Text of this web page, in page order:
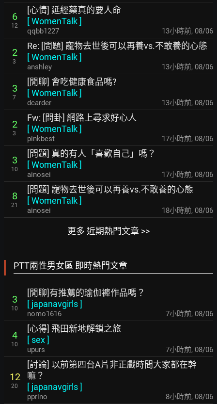
6
12
[心情] 延經藥真的要人命
[WomenTalk]
qqbb1227 13小時前, 08/06
2
3
Re: [問題] 寵物去世後可以再養vs.不敢養的心態
[WomenTalk]
anshley 13小時前, 08/06
3
7
[閒聊] 會吃健康食品嗎?
[WomenTalk]
dcarder 13小時前, 08/06
2
3
Fw: [問卦] 網路上尋求好心人
[WomenTalk]
pinkbest 17小時前, 08/06
3
10
[問題] 真的有人「喜歡自己」嗎？
[WomenTalk]
ainosei 17小時前, 08/06
8
21
[問題] 寵物去世後可以再養vs.不敢養的心態
[WomenTalk]
ainosei 18小時前, 08/06
更多 近期熱門文章 >>
PTT兩性男女區 即時熱門文章
3
10
[閒聊]有推薦的瑜伽褲作品嗎？
[ japanavgirls]
nomo1616 7小時前, 08/06
4
10
[心得] 飛田新地解鎖之旅
[ sex]
upurs 7小時前, 08/06
12
20
[討論] 以前第四台A片非正戲時間大家都在幹
嘛？
[ japanavgirls]
pprino 8小時前, 08/06